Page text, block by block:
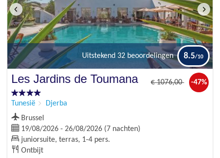
Uitstekend 32 beoordelingen 8.5
Les Jardins de Toumana
Tunesië Djerba
€1076,00 -47%
Brussel
19/08/2026 - 26/08/2026 (7 nachten)
juniorsuite, terras, 1-4 pers.
Ontbijt